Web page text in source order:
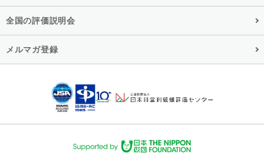
全国の評価説明会
メルマガ登録